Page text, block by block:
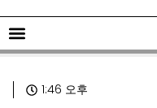
1:46 오후